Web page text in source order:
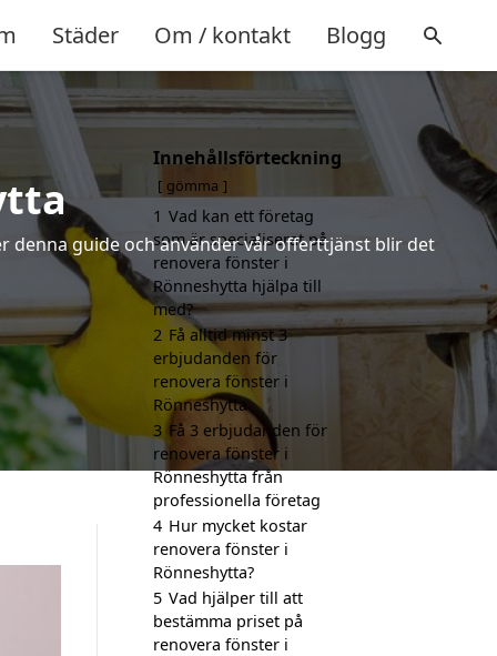
Städer Om / kontakt Blogg
denna guide och använder vår offerttjänst blir det
Innehållsförteckning
gömma
1 Vad kan ett företag
som är specialiserat på
renovera fönster i
Rönneshytta hjälpa till
med?
2 Få alltid minst 3
erbjudanden för
renovera fönster i
Rönneshytta
3 Få 3 erbjudanden för
renovera fönster i
Rönneshytta från
professionella företag
4 Hur mycket kostar
renovera fönster i
Rönneshytta?
5 Vad hjälper till att
bestämma priset på
renovera fönster i